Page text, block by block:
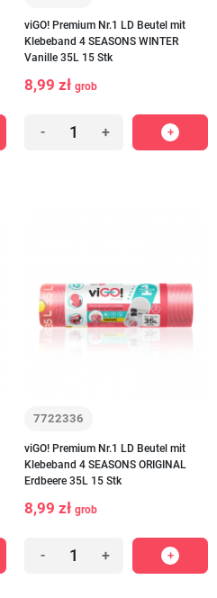
viGO! Premium Nr.1 LD Beutel mit
Klebeband 4 SEASONS WINTER
Vanille 35L 15 Stk
8,99 zł grob
- +
7722336
viGO! Premium Nr.1 LD Beutel mit
Klebeband 4 SEASONS ORIGINAL
Erdbeere 35L 15 Stk
8,99 zł grob
- +